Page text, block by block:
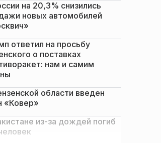
на 20,3% снизились
новых автомобилей
ответил на просьбу
о поставках
нам и самим
области введен
«Ковер»
из-за дождей погиб